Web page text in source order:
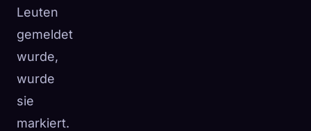
Leuten
gemeldet
wurde,
wurde
sie
markiert.